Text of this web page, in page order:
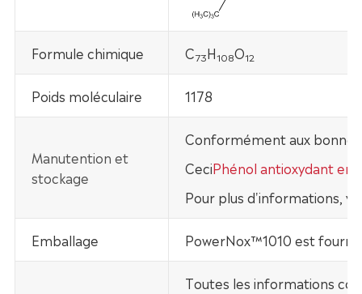
Formule chimique C73H108O12
Poids moléculaire 1178
Manutention et
stockage
Conformément aux
CeciPhénol antioxydant
Pour plus d'informations,
Emballage PowerNox™1010 est fourni
Toutes les informations